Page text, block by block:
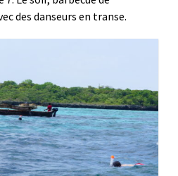
des danseurs en transe.